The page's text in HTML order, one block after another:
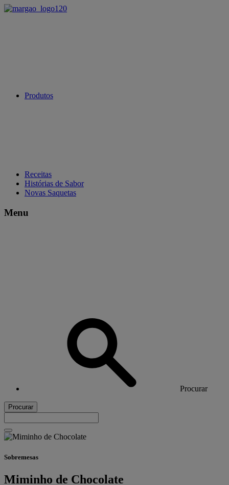
Produtos
Receitas
Histórias de Sabor
Novas Saquetas
Menu
Procurar
Procurar
Sobremesas
Miminho de Chocolate